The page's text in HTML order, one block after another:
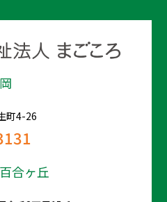
町4-26
合ヶ丘